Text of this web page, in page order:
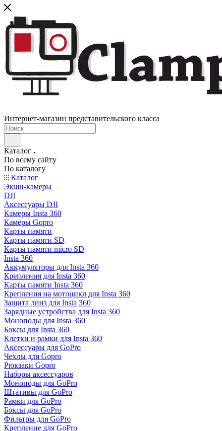
Интернет-магазин представительского класса
Каталог
По всему сайту
По каталогу
Каталог
Экшн-камеры
DJI
Аксессуары DJI
Камеры Insta 360
Камеры Gopro
Карты памяти
Карты памяти SD
Карты памяти micro SD
Insta 360
Аккумуляторы для Insta 360
Крепления для Insta 360
Карты памяти Insta 360
Крепления на мотоцикл для Insta 360
Защита линз для Insta 360
Зарядные устройства для Insta 360
Моноподы для Insta 360
Боксы для Insta 360
Клетки и рамки для Insta 360
Аксессуары для GoPro
Чехлы для Gopro
Рюкзаки Gopro
Наборы аксессуаров
Моноподы для GoPro
Штативы для GoPro
Рамки для GoPro
Боксы для GoPro
Фильтры для GoPro
Крепление для GoPro